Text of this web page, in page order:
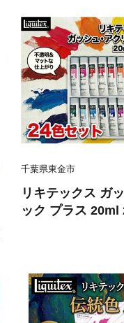
千葉県東金市
リキテックス ガ
ック プラス 20ml
文房具 つや消し
室 大人の趣味 ア
り 作品制作 芸術
色 美大受験用 初
品 DIYクラフト